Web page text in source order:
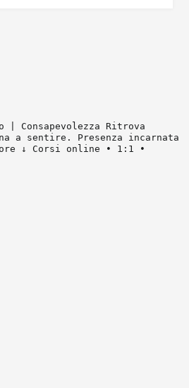
| Consapevolezza Ritrova
a sentire.
Presenza incarnata
↓ Corsi online • 1:1 •